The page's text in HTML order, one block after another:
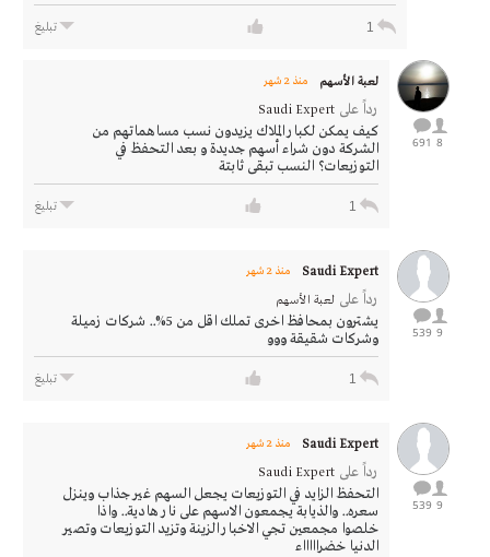
1 تبليغ
8
691
لعبة الأسهم منذ 2 شهر
رداً على Saudi Expert
كيف يمكن لكبار الملاك يزيدون نسب مساهماتهم من
الشركة دون شراء أسهم جديدة و بعد التحفظ في
التوزيعات؟ النسب تبقى ثابتة
1 تبليغ
9
539
Saudi Expert منذ 2 شهر
رداً على لعبة الأسهم
يشترون بمحافظ اخرى تملك اقل من 5%.. شركات زميلة
وشركات شقيقة ووو
1 تبليغ
9
539
Saudi Expert منذ 2 شهر
رداً على Saudi Expert
التحفظ الزايد في التوزيعات يجعل السهم غير جذاب وينزل
سعره.. والذيابة يجمعون الاسهم على نار هادية.. واذا
خلصوا مجمعين تجي الاخبار الزينة وتزيد التوزيعات وتصير
الدنيا خضراااااء